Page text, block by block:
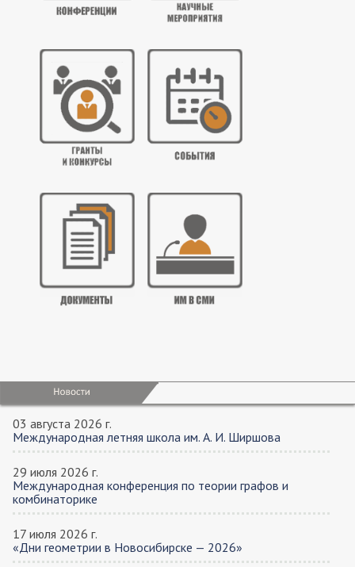
03 августа 2026 г.
Международная летняя школа им. А. И. Ширшова
29 июля 2026 г.
Международная конференция по теории графов и
комбинаторике
17 июля 2026 г.
«Дни геометрии в Новосибирске — 2026»